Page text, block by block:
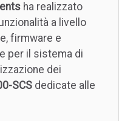
ha realizzato
a livello
firmware e
per il sistema di
dei
SCS dedicate alle